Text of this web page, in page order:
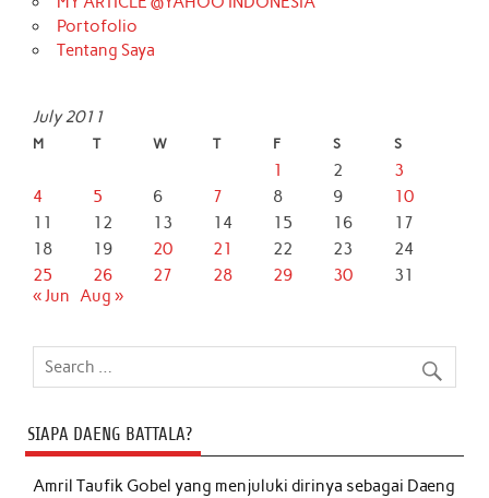
Portofolio
Tentang Saya
July 2011
M T W T F S S
1 2
3
4
5 6 7 8 9
10
11
12 13 14 15 16
17
18
19 20 21 22 23
24
25
26 27 28 29 30
31
« Jun Aug »
SIAPA DAENG BATTALA?
Amril Taufik Gobelyang menjuluki dirinya sebagai Daeng